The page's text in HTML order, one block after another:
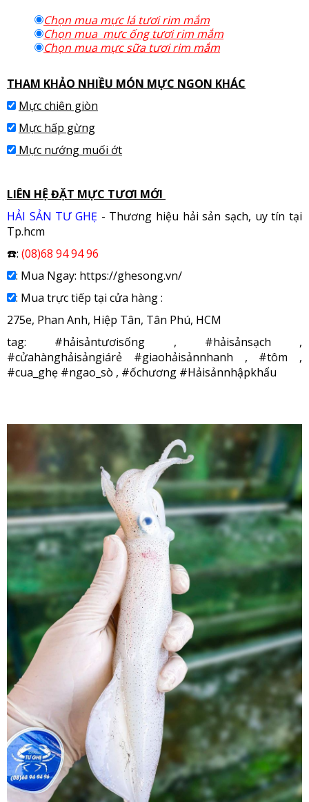
Chọn mua mực lá tươi rim mắm
Chọn mua mực ống tươi rim mắm
Chọn mua mực sữa tươi rim mắm
THAM KHẢO NHIỀU MÓN MỰC NGON KHÁC
Mực chiên giòn
Mực hấp gừng
Mực nướng muối ớt
LIÊN HỆ ĐẶT MỰC TƯƠI MỚI
HẢI SẢN TƯ GHẸ - Thương hiệu hải sản sạch, uy tín tại
Tp.hcm
☎️: (08)68 94 94 96
: Mua Ngay: https://ghesong.vn/
: Mua trực tiếp tại cửa hàng :
275e, Phan Anh, Hiệp Tân, Tân Phú, HCM
tag: #hảisảntươisống , #hảisảnsạch ,
#cửahànghảisảngiárẻ #giaohảisảnnhanh , #tôm ,
#cua_ghẹ #ngao_sò , #ốchương #Hảisảnnhậpkhẩu